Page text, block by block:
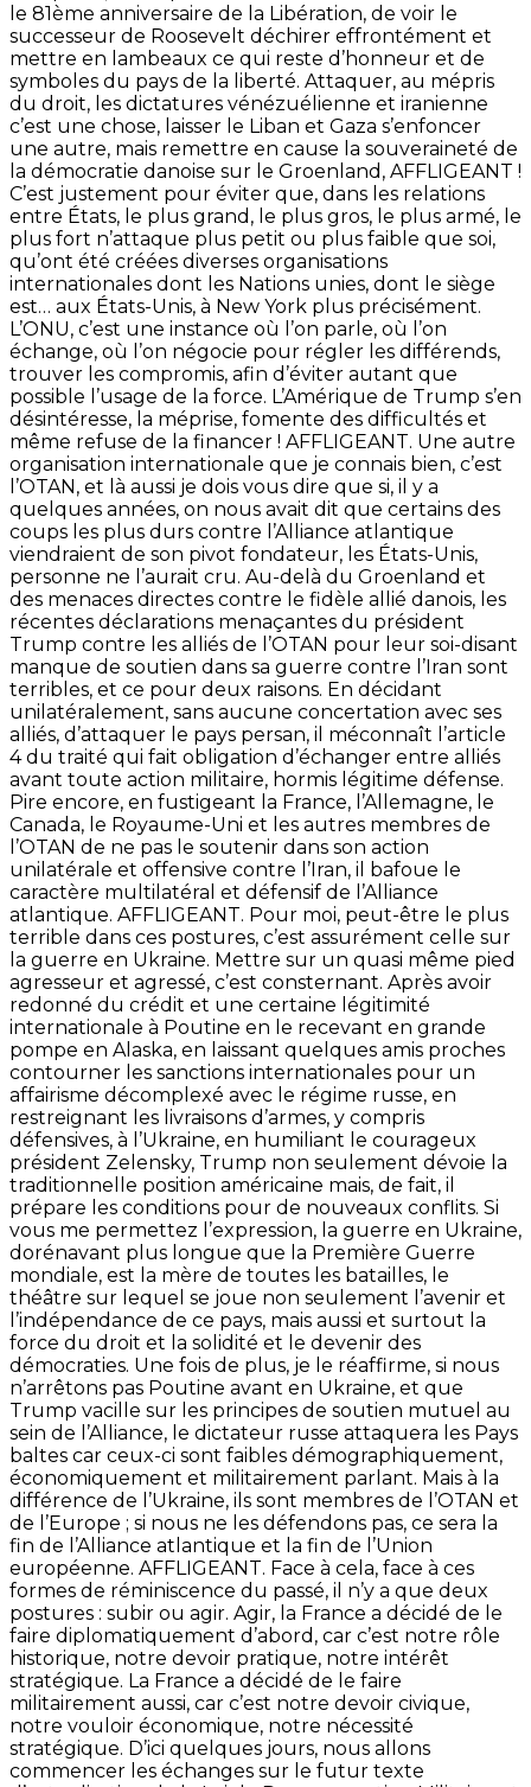
le 81ème anniversaire de la Libération, de voir le
successeur de Roosevelt déchirer effrontément et
mettre en lambeaux ce qui reste d’honneur et de
symboles du pays de la liberté. Attaquer, au mépris
du droit, les dictatures vénézuélienne et iranienne
c’est une chose, laisser le Liban et Gaza s’enfoncer
une autre, mais remettre en cause la souveraineté de
la démocratie danoise sur le Groenland, AFFLIGEANT !
C’est justement pour éviter que, dans les relations
entre États, le plus grand, le plus gros, le plus armé, le
plus fort n’attaque plus petit ou plus faible que soi,
qu’ont été créées diverses organisations
internationales dont les Nations unies, dont le siège
est… aux États-Unis, à New York plus précisément.
L’ONU, c’est une instance où l’on parle, où l’on
échange, où l’on négocie pour régler les différends,
trouver les compromis, afin d’éviter autant que
possible l’usage de la force. L’Amérique de Trump s’en
désintéresse, la méprise, fomente des difficultés et
même refuse de la financer ! AFFLIGEANT. Une autre
organisation internationale que je connais bien, c’est
l’OTAN, et là aussi je dois vous dire que si, il y a
quelques années, on nous avait dit que certains des
coups les plus durs contre l’Alliance atlantique
viendraient de son pivot fondateur, les États-Unis,
personne ne l’aurait cru. Au-delà du Groenland et
des menaces directes contre le fidèle allié danois, les
récentes déclarations menaçantes du président
Trump contre les alliés de l’OTAN pour leur soi-disant
manque de soutien dans sa guerre contre l’Iran sont
terribles, et ce pour deux raisons. En décidant
unilatéralement, sans aucune concertation avec ses
alliés, d’attaquer le pays persan, il méconnaît l’article
4 du traité qui fait obligation d’échanger entre alliés
avant toute action militaire, hormis légitime défense.
Pire encore, en fustigeant la France, l’Allemagne, le
Canada, le Royaume-Uni et les autres membres de
l’OTAN de ne pas le soutenir dans son action
unilatérale et offensive contre l’Iran, il bafoue le
caractère multilatéral et défensif de l’Alliance
atlantique. AFFLIGEANT. Pour moi, peut-être le plus
terrible dans ces postures, c’est assurément celle sur
la guerre en Ukraine. Mettre sur un quasi même pied
agresseur et agressé, c’est consternant. Après avoir
redonné du crédit et une certaine légitimité
internationale à Poutine en le recevant en grande
pompe en Alaska, en laissant quelques amis proches
contourner les sanctions internationales pour un
affairisme décomplexé avec le régime russe, en
restreignant les livraisons d’armes, y compris
défensives, à l’Ukraine, en humiliant le courageux
président Zelensky, Trump non seulement dévoie la
traditionnelle position américaine mais, de fait, il
prépare les conditions pour de nouveaux conflits. Si
vous me permettez l’expression, la guerre en Ukraine,
dorénavant plus longue que la Première Guerre
mondiale, est la mère de toutes les batailles, le
théâtre sur lequel se joue non seulement l’avenir et
l’indépendance de ce pays, mais aussi et surtout la
force du droit et la solidité et le devenir des
démocraties. Une fois de plus, je le réaffirme, si nous
n’arrêtons pas Poutine avant en Ukraine, et que
Trump vacille sur les principes de soutien mutuel au
sein de l’Alliance, le dictateur russe attaquera les Pays
baltes car ceux-ci sont faibles démographiquement,
économiquement et militairement parlant. Mais à la
différence de l’Ukraine, ils sont membres de l’OTAN et
de l’Europe ; si nous ne les défendons pas, ce sera la
fin de l’Alliance atlantique et la fin de l’Union
européenne. AFFLIGEANT. Face à cela, face à ces
formes de réminiscence du passé, il n’y a que deux
postures : subir ou agir. Agir, la France a décidé de le
faire diplomatiquement d’abord, car c’est notre rôle
historique, notre devoir pratique, notre intérêt
stratégique. La France a décidé de le faire
militairement aussi, car c’est notre devoir civique,
notre vouloir économique, notre nécessité
stratégique. D’ici quelques jours, nous allons
commencer les échanges sur le futur texte